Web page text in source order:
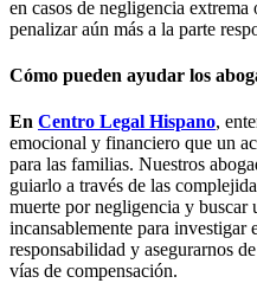
en casos de negligencia
penalizar aún más a la parte
Cómo pueden ayudar los
En Centro Legal Hispano,
emocional y financiero que un
para las familias. Nuestros
guiarlo a través de las
muerte por negligencia y buscar
incansablemente para investigar
responsabilidad y asegurarnos
vías de compensación.